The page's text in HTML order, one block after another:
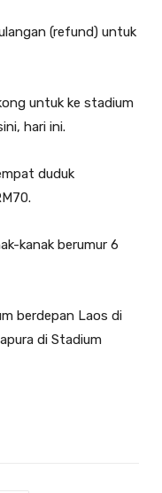
(refund) untuk
untuk ke stadium
hari ini.
duduk
kanak berumur 6
berdepan Laos di
di Stadium